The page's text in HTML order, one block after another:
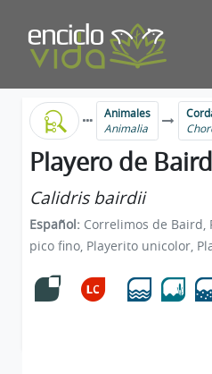
Animales
Animalia
Playero de Baird
Calidris bairdii
Español: Correlimos de Baird,
pico fino, Playerito unicolor,